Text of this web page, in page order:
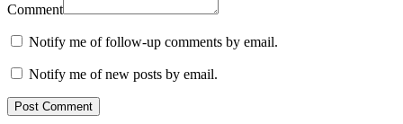
Comment
Notify me of follow-up comments by email.
Notify me of new posts by email.